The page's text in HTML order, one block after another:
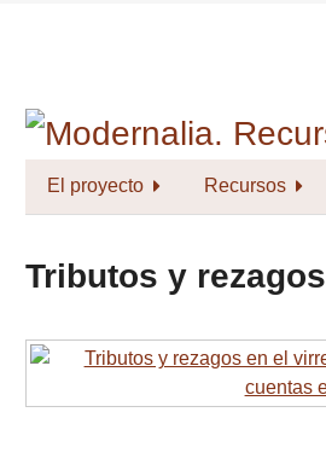
El proyecto Recursos
Tributos y